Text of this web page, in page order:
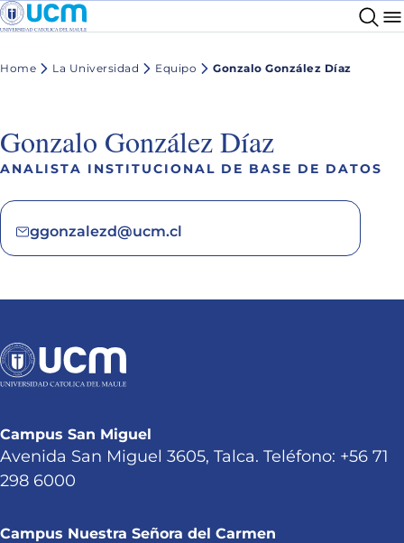
Home La Universidad Equipo Gonzalo González Díaz
Gonzalo González Díaz
ANALISTA INSTITUCIONAL DE BASE DE DATOS
ggonzalezd@ucm.cl
Campus San Miguel
Avenida San Miguel 3605, Talca. Teléfono: +56 71
298 6000
Campus Nuestra Señora del Carmen